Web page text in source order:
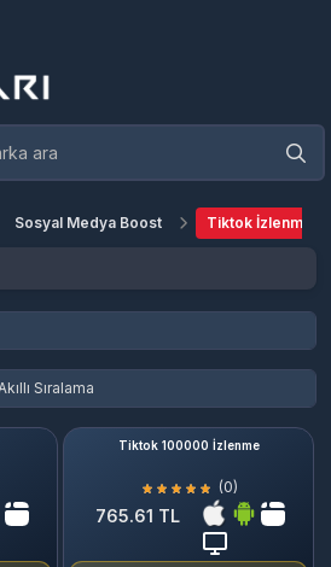
Sosyal Medya Boost Tiktok İzlenme
Tiktok 100000 İzlenme
(0)
765.61 TL